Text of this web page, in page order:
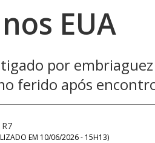
EUA
por
ferido após
EM 10/06/2026 - 15H13)